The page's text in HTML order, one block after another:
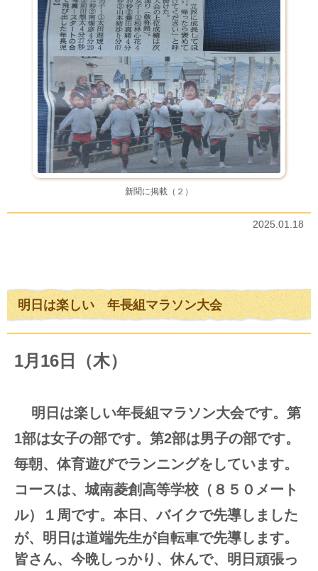
新聞に掲載（２）
2025.01.18
明日は楽しい 年長組マラソン大会
1月16日（木）
明日は楽しい年長組マラソン大会です。第
1部は女子の部です。第2部は男子の部です。
毎朝、体育遊びでランニングをしています。
コースは、城南菱創高等学校（８５０メート
ル）１周です。本日 、バイクで先導しました
が、明日は道端先生が自転車で先導します。
皆さん、今晩しっかり、休んで、明日頑張っ